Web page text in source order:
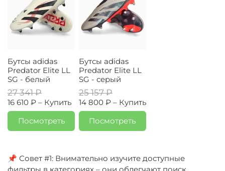
Бутсы adidas
Predator Elite LL
SG - белый
27 341 ₽
16 610 ₽ – Купить
Посмотреть
Бутсы adidas
Predator Elite LL
SG - серый
25 157 ₽
14 800 ₽ – Купить
Посмотреть
📌 Совет #1: Внимательно изучите доступные